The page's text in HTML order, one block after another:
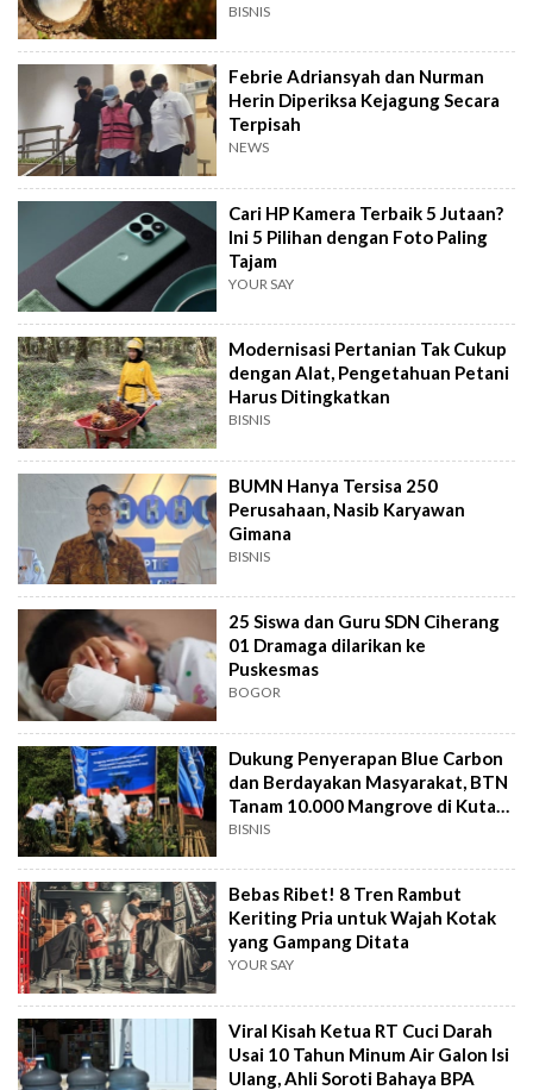
BISNIS
Febrie Adriansyah dan Nurman
Herin Diperiksa Kejagung Secara
Terpisah
NEWS
Cari HP Kamera Terbaik 5 Jutaan?
Ini 5 Pilihan dengan Foto Paling
Tajam
YOUR SAY
Modernisasi Pertanian Tak Cukup
dengan Alat, Pengetahuan Petani
Harus Ditingkatkan
BISNIS
BUMN Hanya Tersisa 250
Perusahaan, Nasib Karyawan
Gimana
BISNIS
25 Siswa dan Guru SDN Ciherang
01 Dramaga dilarikan ke
Puskesmas
BOGOR
Dukung Penyerapan Blue Carbon
dan Berdayakan Masyarakat, BTN
Tanam 10.000 Mangrove di Kuta
Bali
BISNIS
Bebas Ribet! 8 Tren Rambut
Keriting Pria untuk Wajah Kotak
yang Gampang Ditata
YOUR SAY
Viral Kisah Ketua RT Cuci Darah
Usai 10 Tahun Minum Air Galon Isi
Ulang, Ahli Soroti Bahaya BPA